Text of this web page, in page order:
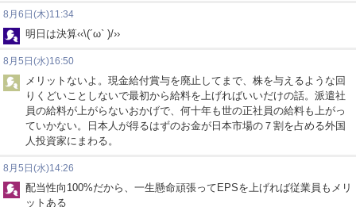
8月6日(木)11:34
明日は決算‹‹\(´ω` )/››
8月5日(水)16:50
メリットないよ。現金給付賞与を廃止してまで、株を与えるような回
りくどいことしないで最初から給料を上げればいいだけの話。派遣社
員の給料が上がらないおかげで、何十年も世の正社員の給料も上がっ
ていかない。日本人が得るはずのお金が日本市場の７割を占める外国
人投資家にまわる。
8月5日(水)14:26
配当性向100%だから、一生懸命頑張ってEPSを上げれば従業員もメリ
ットある